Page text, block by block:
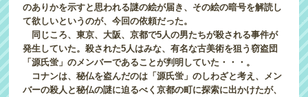
のありかを示すと思われる謎の絵が届き、その絵の暗号を解読し
て欲しいというのが、今回の依頼だった。
同じころ、東京、大阪、京都で5人の男たちが殺される事件が
発生していた。殺された5人はみな、有名な古美術を狙う窃盗団
「源氏蛍」のメンバーであることが判明していた・・・。
コナンは、秘仏を盗んだのは「源氏蛍」のしわざと考え、メン
バーの殺人と秘仏の謎に迫るべく京都の町に探索に出かけたが、